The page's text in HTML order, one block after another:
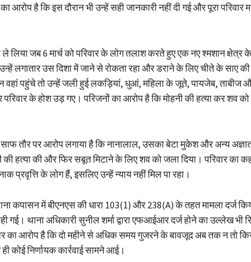
आरोप है कि इस दौरान भी उन्हें सही जानकारी नहीं दी गई और पूरा परिवार
लिया जब 6 मार्च को परिवार के लोग तलाश करते हुए एक नए श्मशान क्षेत्र
लगातार उस दिशा में जाने से रोकता रहा और डराने के लिए चीते के साए की
वहां पहुंचे तो उन्हें जली हुई लकड़ियां, धुआं, महिला के जूते, पायजेब, ताबीज
के होश उड़ गए। परिजनों का आरोप है कि मोहनी की हत्या कर शव को
तौर पर आरोप लगाया है कि नानालाल, उसका बेटा मुकेश और अन्य
हत्या की और फिर सबूत मिटाने के लिए शव को जला दिया। परिवार का
प्रवृत्ति के लोग हैं, इसलिए उन्हें न्याय नहीं मिल पा रहा।
कपासन में बीएनएस की धारा 103(1) और 238(A) के तहत मामला दर्ज
थाना अधिकारी सुनील शर्मा द्वारा एफआईआर दर्ज होने का उल्लेख भी
का आरोप है कि दो महीने से अधिक समय गुजरने के बावजूद अब तक न तो
कोई निर्णायक कार्रवाई सामने आई।